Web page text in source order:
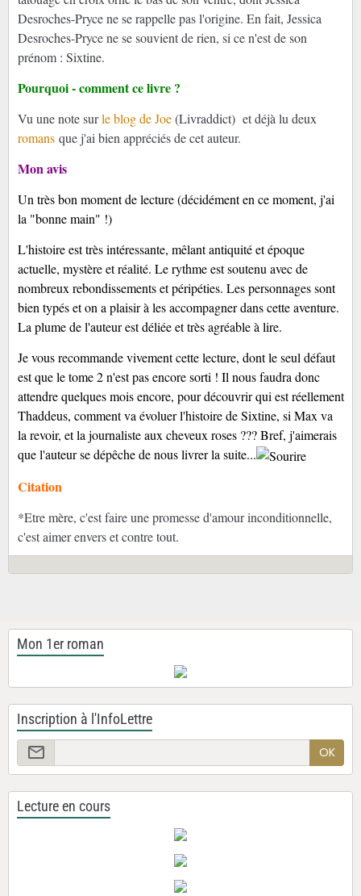
Desroches-Pryce ne se rappelle pas l'origine. En fait, Jessica
Desroches-Pryce ne se souvient de rien, si ce n'est de son
prénom : Sixtine.
Pourquoi - comment ce livre ?
Vu une note surle blog de Joe(Livraddict) et déjà lu deux
romansque j'ai bien appréciés de cet auteur.
Mon avis
Un très bon moment de lecture (décidément en ce moment, j'ai
la "bonne main" !)
L'histoire est très intéressante, mêlant antiquité et époque
actuelle, mystère et réalité. Le rythme est soutenu avec de
nombreux rebondissements et péripéties. Les personnages sont
bien typés et on a plaisir à les accompagner dans cette aventure.
La plume de l'auteur est déliée et très agréable à lire.
Je vous recommande vivement cette lecture, dont le seul défaut
est que le tome 2 n'est pas encore sorti ! Il nous faudra donc
attendre quelques mois encore, pour découvrir qui est réellement
Thaddeus, comment va évoluer l'histoire de Sixtine, si Max va
la revoir, et la journaliste aux cheveux roses ??? Bref, j'aimerais
que l'auteur se dépêche de nous livrer la suite...
Citation
*Etre mère, c'est faire une promesse d'amour inconditionnelle,
c'est aimer envers et contre tout.
Mon 1er roman
Inscription à l'InfoLettre
OK
Lecture en cours